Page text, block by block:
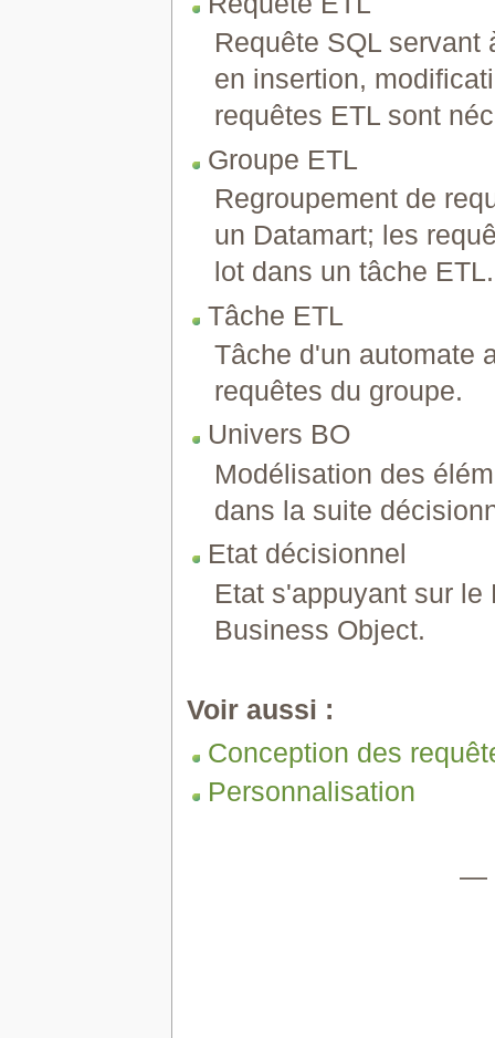
Requête SQL servant
en insertion,
requêtes ETL sont
Groupe ETL
Regroupement de
un Datamart; les
lot dans un tâche ETL.
Tâche ETL
Tâche d'un automate
requêtes du groupe.
Univers BO
Modélisation des
dans la suite
Etat décisionnel
Etat s'appuyant sur
Business Object.
Voir aussi :
Conception des
Personnalisation
—